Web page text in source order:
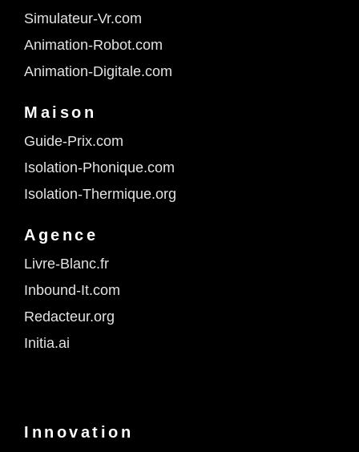
Simulateur-Vr.com
Animation-Robot.com
Animation-Digitale.com
Maison
Guide-Prix.com
Isolation-Phonique.com
Isolation-Thermique.org
Agence
Livre-Blanc.fr
Inbound-It.com
Redacteur.org
Initia.ai
Innovation